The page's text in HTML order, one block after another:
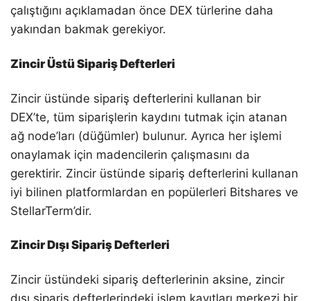
çalıştığını açıklamadan önce DEX türlerine daha
yakından bakmak gerekiyor.
Zincir Üstü Sipariş Defterleri
Zincir üstünde sipariş defterlerini kullanan bir
DEX’te, tüm siparişlerin kaydını tutmak için atanan
ağ node’ları (düğümler) bulunur. Ayrıca her işlemi
onaylamak için madencilerin çalışmasını da
gerektirir. Zincir üstünde sipariş defterlerini kullanan
iyi bilinen platformlardan en popülerleri Bitshares ve
StellarTerm’dir.
Zincir Dışı Sipariş Defterleri
Zincir üstündeki sipariş defterlerinin aksine, zincir
dışı sipariş defterlerindeki işlem kayıtları merkezi bir